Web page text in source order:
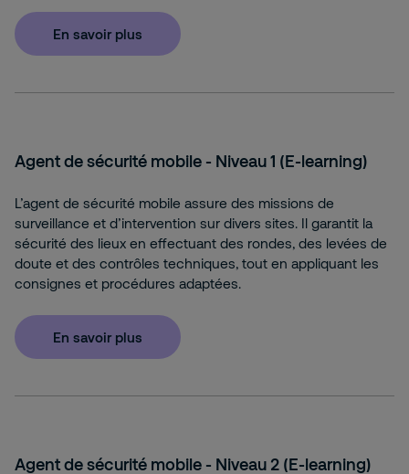
En savoir plus
Agent de sécurité mobile - Niveau 1 (E‑learning)
L’agent de sécurité mobile assure des missions de
surveillance et d’intervention sur divers sites. Il garantit la
sécurité des lieux en effectuant des rondes, des levées de
doute et des contrôles techniques, tout en appliquant les
consignes et procédures adaptées.
En savoir plus
Agent de sécurité mobile - Niveau 2 (E‑learning)